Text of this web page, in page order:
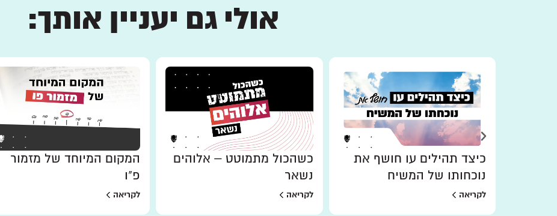
אולי גם יעניין אותך:
כיצד תהילים עו חושף את
נוכחותו של המשיח
לקריאה
כשהכול מתמוטט – אלוהים
נשאר
לקריאה
המקום המיוחד של מזמור
פ"ו
לקריאה